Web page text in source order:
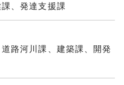
、発達支援課
路河川課、建築課、開発